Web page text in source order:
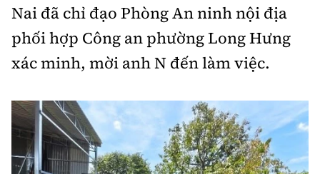
Nai đã chỉ đạo Phòng An ninh nội địa
phối hợp Công an phường Long Hưng
xác minh, mời anh N đến làm việc.